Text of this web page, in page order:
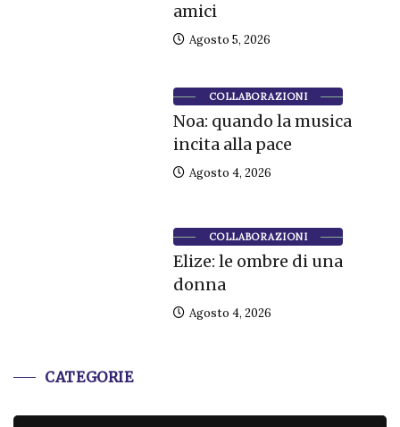
amici
Agosto 5, 2026
COLLABORAZIONI
Noa: quando la musica
incita alla pace
Agosto 4, 2026
COLLABORAZIONI
Elize: le ombre di una
donna
Agosto 4, 2026
CATEGORIE